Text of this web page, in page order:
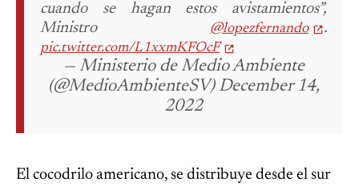
cuando se hagan estos avistamientos”,
Ministro
@lopezfernando .
pic.twitter.com/L1xxmKFOcF
— Ministerio de Medio Ambiente
(@MedioAmbienteSV) December 14,
2022
El cocodrilo americano, se distribuye desde el sur